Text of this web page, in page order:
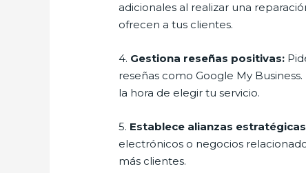
adicionales al realizar una
ofrecen a tus clientes.
4. Gestiona reseñas positivas:
reseñas como Google My
la hora de elegir tu servicio.
5. Establece alianzas
electrónicos o negocios
más clientes.